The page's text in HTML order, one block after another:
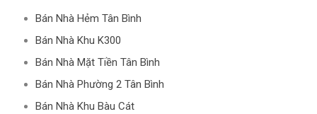
Bán Nhà Hẻm Tân Bình
Bán Nhà Khu K300
Bán Nhà Mặt Tiền Tân Bình
Bán Nhà Phường 2 Tân Bình
Bán Nhà Khu Bàu Cát